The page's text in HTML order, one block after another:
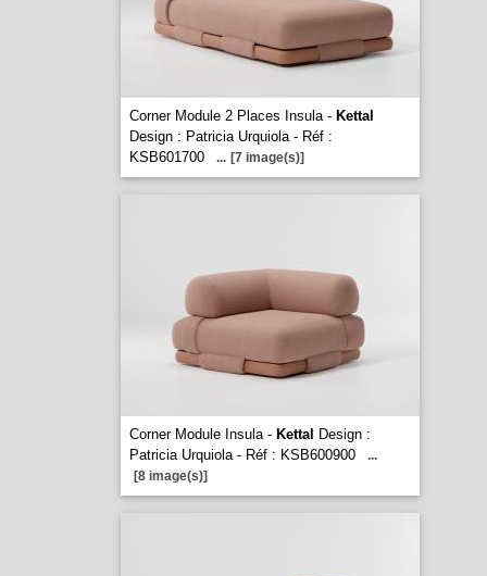
Corner Module 2 Places Insula - Kettal
Design : Patricia Urquiola - Réf :
KSB601700
... [7 image(s)]
Corner Module Insula - Kettal Design :
Patricia Urquiola - Réf : KSB600900
...
[8 image(s)]